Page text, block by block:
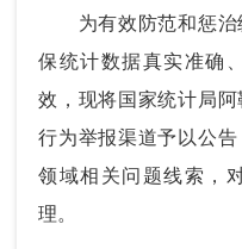
为有效防范和惩治
保统计数据真实准确
效，现将国家统计局
行为举报渠道予以公
领域相关问题线索，
理。